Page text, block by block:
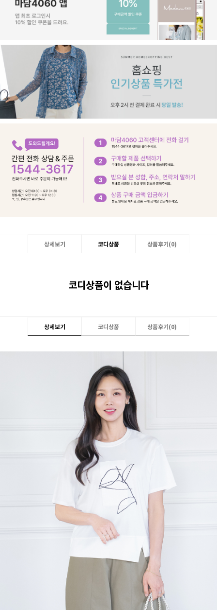
상세보기 코디상품 상품후기(0)
코디상품이 없습니다
상세보기 코디상품 상품후기(0)